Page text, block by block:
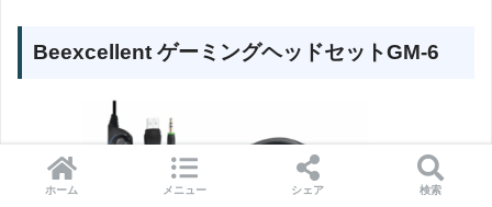
‎‎Beexcellent ゲーミングヘッドセット‎GM-6
ホーム メニュー シェア 検索